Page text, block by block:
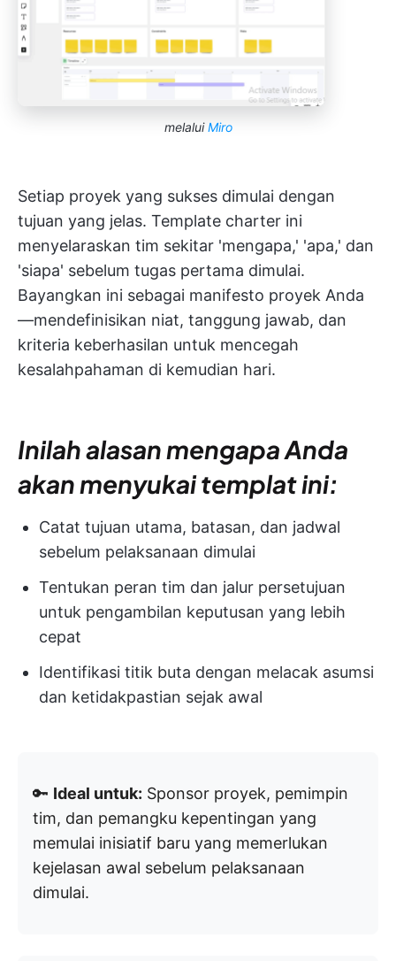
melalui Miro
Setiap proyek yang sukses dimulai dengan
tujuan yang jelas. Template charter ini
menyelaraskan tim sekitar 'mengapa,' 'apa,' dan
'siapa' sebelum tugas pertama dimulai.
Bayangkan ini sebagai manifesto proyek Anda
—mendefinisikan niat, tanggung jawab, dan
kriteria keberhasilan untuk mencegah
kesalahpahaman di kemudian hari.
Inilah alasan mengapa Anda
akan menyukai templat ini:
Catat tujuan utama, batasan, dan jadwal
sebelum pelaksanaan dimulai
Tentukan peran tim dan jalur persetujuan
untuk pengambilan keputusan yang lebih
cepat
Identifikasi titik buta dengan melacak asumsi
dan ketidakpastian sejak awal
🔑 Ideal untuk: Sponsor proyek, pemimpin
tim, dan pemangku kepentingan yang
memulai inisiatif baru yang memerlukan
kejelasan awal sebelum pelaksanaan
dimulai.